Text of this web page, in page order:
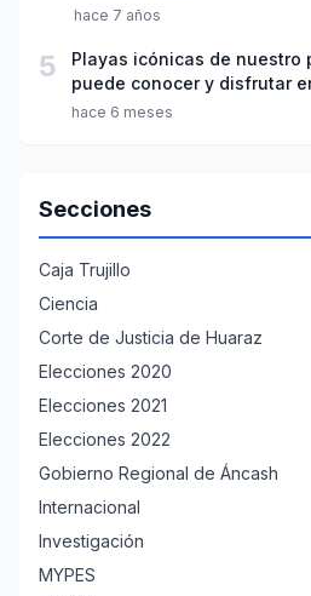
hace 7 años
5
Playas icónicas de nuestro
puede conocer y disfrutar
hace 6 meses
Secciones
Caja Trujillo
Ciencia
Corte de Justicia de Huaraz
Elecciones 2020
Elecciones 2021
Elecciones 2022
Gobierno Regional de Áncash
Internacional
Investigación
MYPES